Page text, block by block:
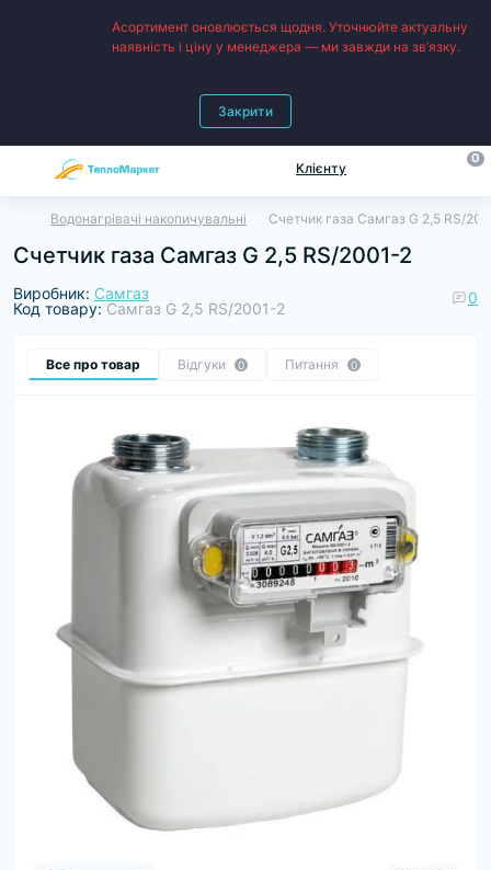
Асортимент оновлюється щодня. Уточнюйте актуальну
наявність і ціну у менеджера — ми завжди на зв’язку.
Закрити
Клієнту
0
Водонагрівачі накопичувальні Счетчик газа Самгаз G 2,5 RS/
Счетчик газа Самгаз G 2,5 RS/2001-2
Виробник: Самгаз
Код товару: Самгаз G 2,5 RS/2001-2
0
Все про товар Відгуки 0 Питання 0